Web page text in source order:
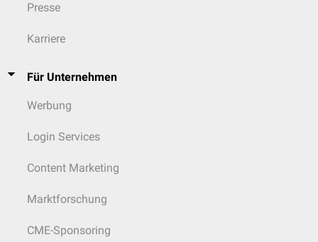
Presse
Karriere
Für Unternehmen
Werbung
Login Services
Content Marketing
Marktforschung
CME-Sponsoring